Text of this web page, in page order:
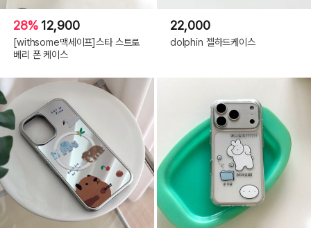
28% 12,900
[withsome맥세이프]스타 스트로
베리 폰 케이스
22,000
dolphin 젤하드케이스